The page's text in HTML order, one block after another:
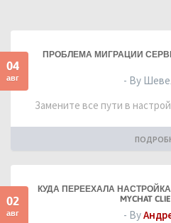
04
авг
ПРОБЛЕМА МИГРАЦИИ
- By
Замените все пути в
02
авг
КУДА ПЕРЕЕХАЛА
MYCHAT
- By